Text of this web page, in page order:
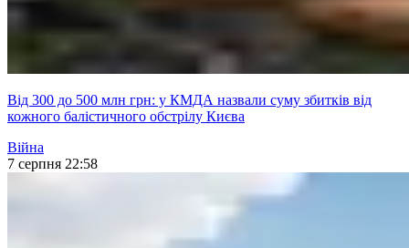
Від 300 до 500 млн грн: у КМДА назвали суму збитків від
кожного балістичного обстрілу Києва
Війна
7 серпня 22:58